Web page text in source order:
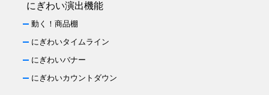
にぎわい演出機能
動く！商品棚
にぎわいタイムライン
にぎわいバナー
にぎわいカウントダウン